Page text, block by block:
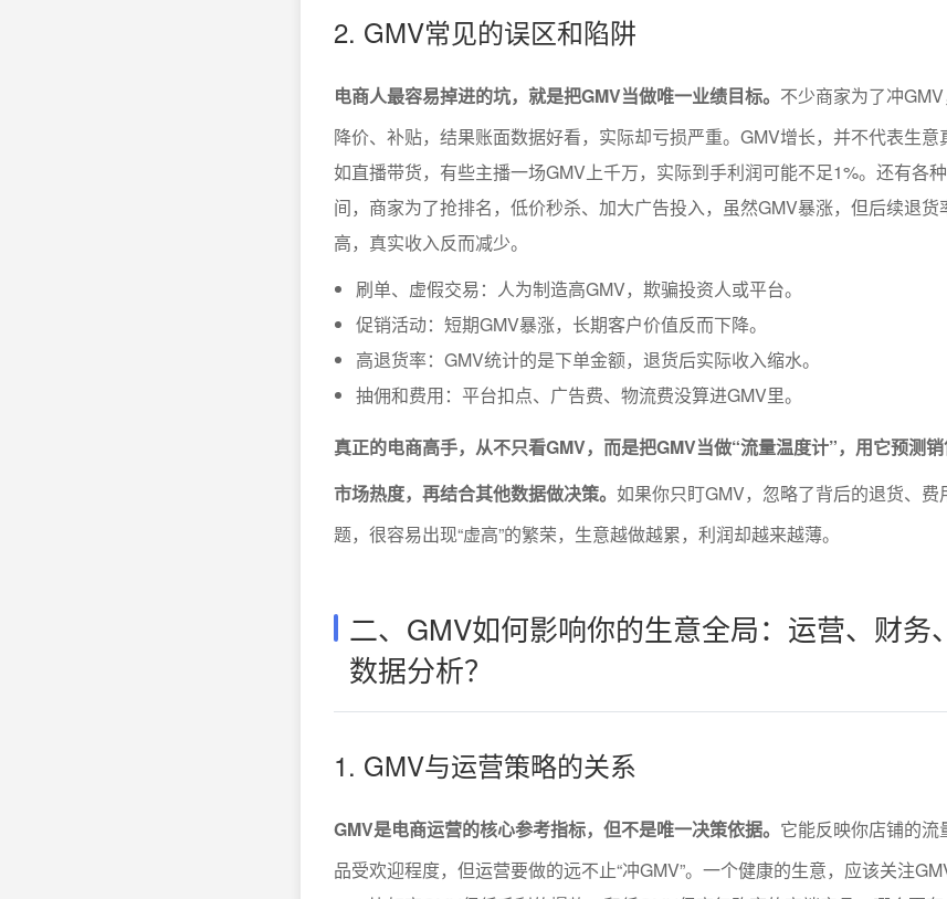
2. GMV常见的误区和陷阱
电商人最容易掉进的坑，就是把GMV当做唯一业绩目标。 不少商家为了冲GMV
降价、补贴，结果账面数据好看，实际却亏损严重。GMV增长，并不代表生意
如直播带货，有些主播一场GMV上千万，实际到手利润可能不足1%。还有各
间，商家为了抢排名，低价秒杀、加大广告投入，虽然GMV暴涨，但后续退货
高，真实收入反而减少。
刷单、虚假交易：人为制造高GMV，欺骗投资人或平台。
促销活动：短期GMV暴涨，长期客户价值反而下降。
高退货率：GMV统计的是下单金额，退货后实际收入缩水。
抽佣和费用：平台扣点、广告费、物流费没算进GMV里。
真正的电商高手，从不只看GMV，而是把GMV当做“流量温度计”，用它预测
市场热度，再结合其他数据做决策。 如果你只盯GMV，忽略了背后的退货、费
题，很容易出现“虚高”的繁荣，生意越做越累，利润却越来越薄。
二、GMV如何影响你的生意全局：运营、财务
数据分析？
1. GMV与运营策略的关系
GMV是电商运营的核心参考指标，但不是唯一决策依据。 它能反映你店铺的流
品受欢迎程度，但运营要做的远不止“冲GMV”。一个健康的生意，应该关注